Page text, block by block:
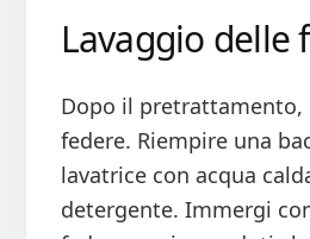
Lavaggio delle
Dopo il pretrattamento,
federe. Riempire una
lavatrice con acqua
detergente. Immergi